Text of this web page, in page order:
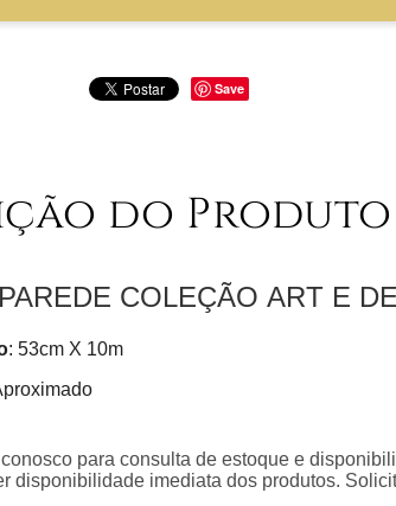
Save
do Produto
COLEÇÃO ART E
: 53cm X 10m
para consulta de estoque e
disponibilidade imediata dos produtos.